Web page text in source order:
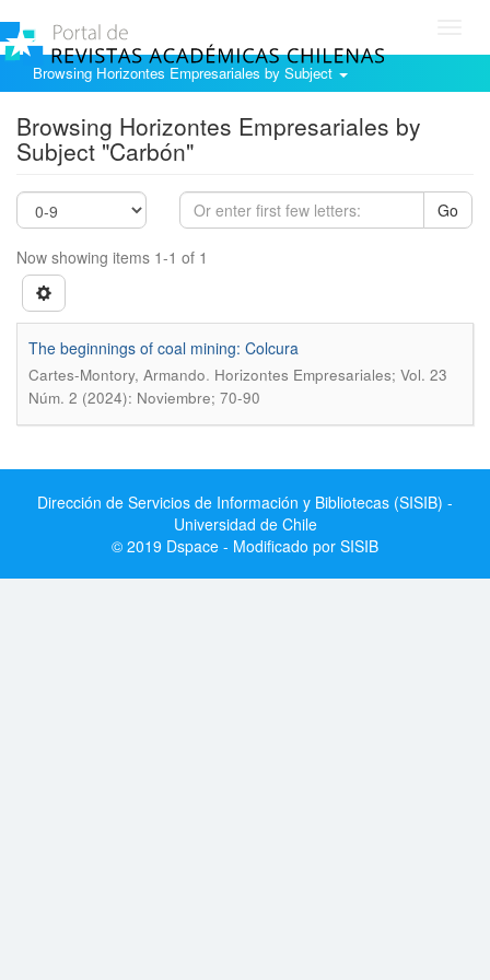
Browsing Horizontes Empresariales by Subject
Browsing Horizontes Empresariales by
Subject "Carbón"
Go
Now showing items 1-1 of 1
The beginnings of coal mining: Colcura
Cartes-Montory, Armando. Horizontes Empresariales; Vol. 23
Núm. 2 (2024): Noviembre; 70-90
Dirección de Servicios de Información y Bibliotecas (SISIB) -
Universidad de Chile
© 2019 Dspace - Modificado por SISIB